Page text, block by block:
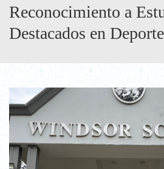
Reconocimiento a
Destacados en